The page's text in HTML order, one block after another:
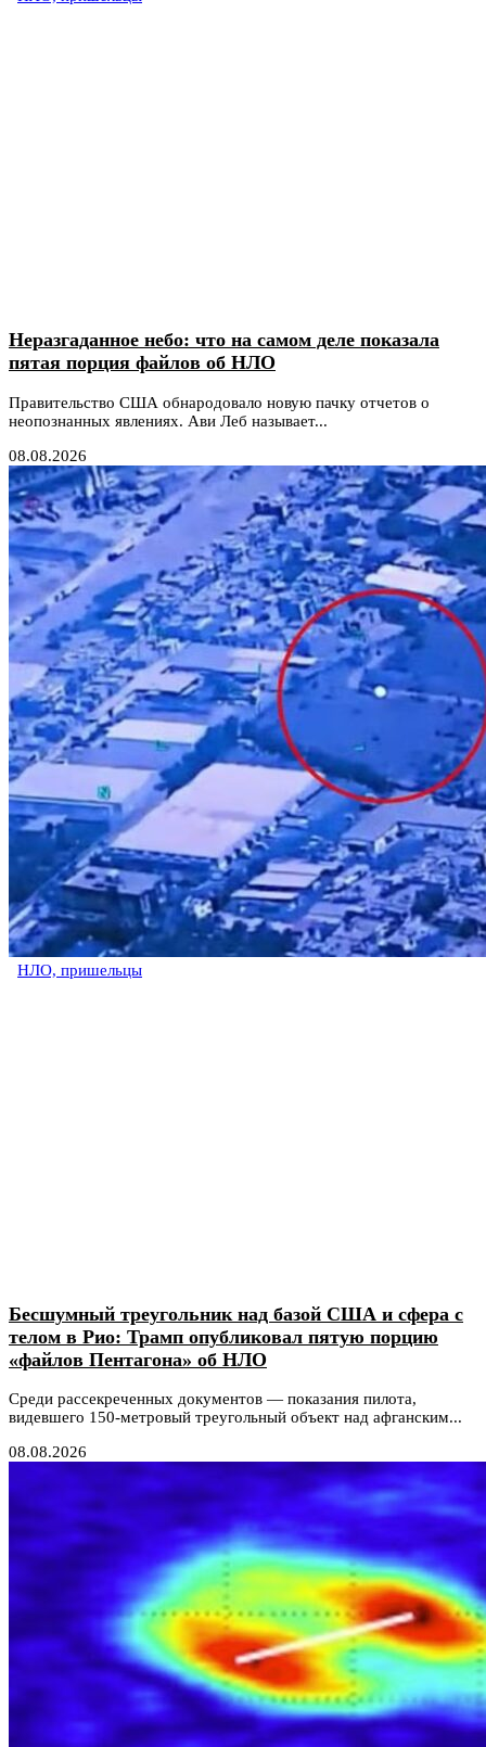
Неразгаданное небо: что на самом деле показала
пятая порция файлов об НЛО
Правительство США обнародовало новую пачку отчетов о
неопознанных явлениях. Ави Леб называет...
08.08.2026
НЛО, пришельцы
Бесшумный треугольник над базой США и сфера с
телом в Рио: Трамп опубликовал пятую порцию
«файлов Пентагона» об НЛО
Среди рассекреченных документов — показания пилота,
видевшего 150-метровый треугольный объект над афганским...
08.08.2026